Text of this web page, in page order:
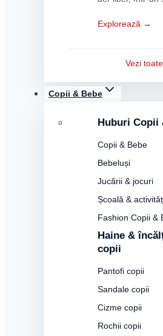
Explorează →
Vezi
Copii & Bebe
Huburi Copii
Copii & Bebe
Bebeluși
Jucării & jocuri
Școală &
Fashion Copii &
Haine &
copii
Pantofi copii
Sandale copii
Cizme copii
Rochii copii